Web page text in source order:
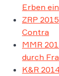
Erben
ZRP
Contra
MMR
durch
K&R